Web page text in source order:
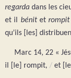
regarda dans les
et il bénitetrompit
qu’ils [les]
Marc 14, 22 «
il [le] rompit, / et